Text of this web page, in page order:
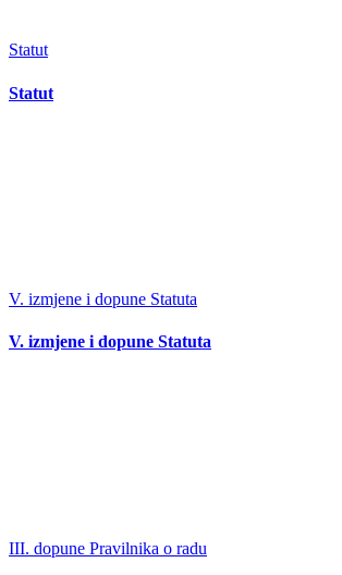
Statut
Statut
V. izmjene i dopune Statuta
V. izmjene i dopune Statuta
III. dopune Pravilnika o radu